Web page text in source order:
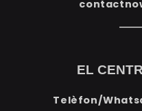
EL
Telèfon/